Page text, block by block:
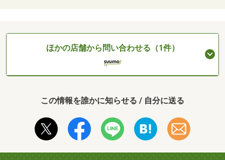
ほかの店舗から問い合わせる（1件）
この情報を誰かに知らせる / 自分に送る